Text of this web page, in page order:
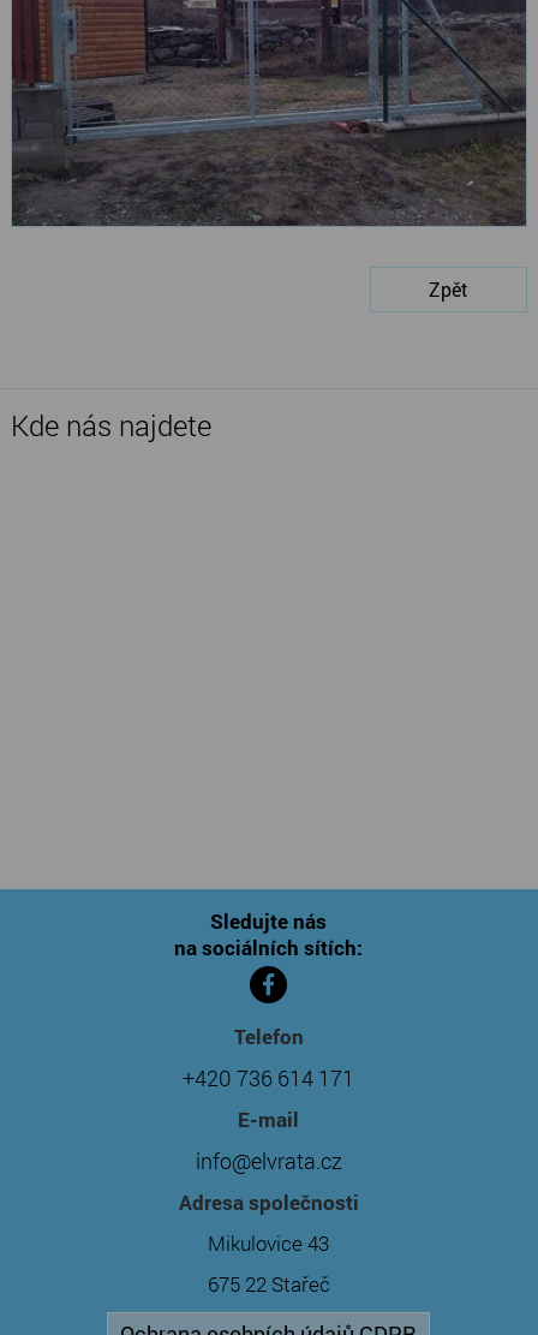
Zpět
Kde nás najdete
Sledujte nás
na sociálních sítích:
Telefon
+420 736 614 171
E-mail
info@elvrata.cz
Adresa společnosti
Mikulovice 43
675 22 Stařeč